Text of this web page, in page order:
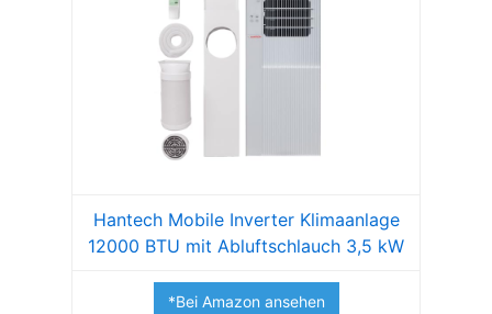
Hantech Mobile Inverter Klimaanlage
12000 BTU mit Abluftschlauch 3,5 kW
*Bei Amazon ansehen